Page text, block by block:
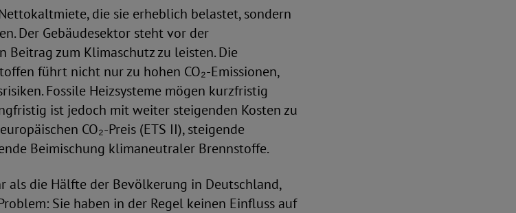
die sie erheblich belastet, sondern
Der Gebäudesektor steht vor der
Beitrag zum Klimaschutz zu leisten. Die
führt nicht nur zu hohen CO₂-Emissionen,
Fossile Heizsysteme mögen kurzfristig
ist jedoch mit weiter steigenden Kosten zu
CO₂-Preis (ETS II), steigende
Beimischung klimaneutraler Brennstoffe.
als die Hälfte der Bevölkerung in Deutschland,
Sie haben in der Regel keinen Einfluss auf